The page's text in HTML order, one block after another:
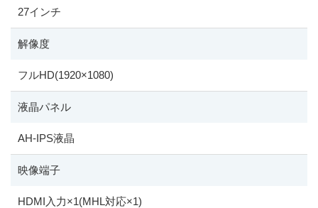
27インチ
解像度
フルHD(1920×1080)
液晶パネル
AH-IPS液晶
映像端子
HDMI入力×1(MHL対応×1)